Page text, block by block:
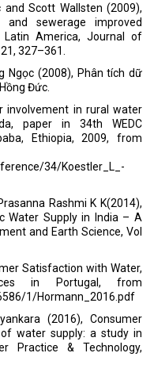
and Scott Wallsten (2009),
sewerage improved
Latin America, Journal of
327–361.
Ngọc (2008), Phân tích dữ
Đức.
involvement in rural water
paper in 34th WEDC
Ethiopia, 2009, from
34/Koestler_L_-
Rashmi K K(2014),
Water Supply in India – A
and Earth Science, Vol
Satisfaction with Water,
in Portugal, from
1/Hormann_2016.pdf
(2016), Consumer
water supply: a study in
Practice & Technology,